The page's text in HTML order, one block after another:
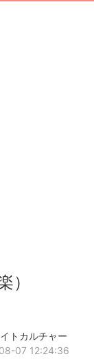
）
トカルチャー
07 12:24:36